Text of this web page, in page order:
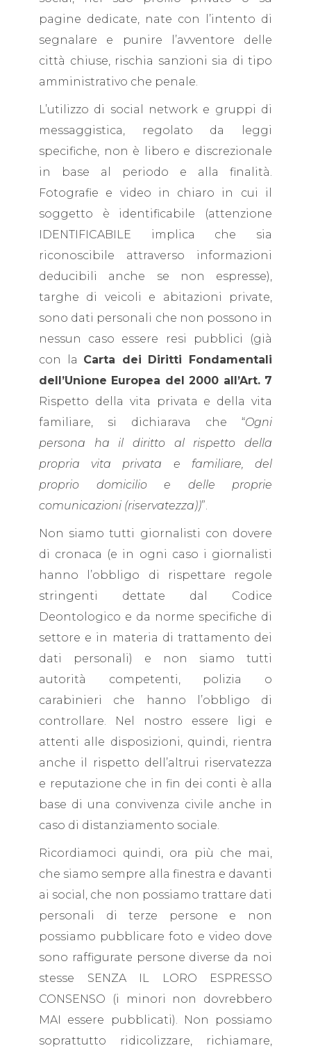
pagine dedicate, nate con l’intento di
segnalare e punire l’avventore delle
città chiuse, rischia sanzioni sia di tipo
amministrativo che penale.
L’utilizzo di social network e gruppi di
messaggistica, regolato da leggi
specifiche, non è libero e discrezionale
in base al periodo e alla finalità.
Fotografie e video in chiaro in cui il
soggetto è identificabile (attenzione
IDENTIFICABILE implica che sia
riconoscibile attraverso informazioni
deducibili anche se non espresse),
targhe di veicoli e abitazioni private,
sono dati personali che non possono in
nessun caso essere resi pubblici (già
con la Carta dei Diritti Fondamentali
dell’Unione Europea del 2000 all’Art. 7
Rispetto della vita privata e della vita
familiare, si dichiarava che “Ogni
persona ha il diritto al rispetto della
propria vita privata e familiare, del
proprio domicilio e delle proprie
comunicazioni (riservatezza))”.
Non siamo tutti giornalisti con dovere
di cronaca (e in ogni caso i giornalisti
hanno l’obbligo di rispettare regole
stringenti dettate dal Codice
Deontologico e da norme specifiche di
settore e in materia di trattamento dei
dati personali) e non siamo tutti
autorità competenti, polizia o
carabinieri che hanno l’obbligo di
controllare. Nel nostro essere ligi e
attenti alle disposizioni, quindi, rientra
anche il rispetto dell’altrui riservatezza
e reputazione che in fin dei conti è alla
base di una convivenza civile anche in
caso di distanziamento sociale.
Ricordiamoci quindi, ora più che mai,
che siamo sempre alla finestra e davanti
ai social, che non possiamo trattare dati
personali di terze persone e non
possiamo pubblicare foto e video dove
sono raffigurate persone diverse da noi
stesse SENZA IL LORO ESPRESSO
CONSENSO (i minori non dovrebbero
MAI essere pubblicati). Non possiamo
soprattutto ridicolizzare, richiamare,